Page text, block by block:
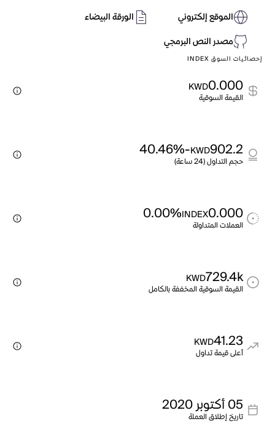
الموقع إلكتروني
الورقة البيضاء
مصدر النص البرمجي
إحصائيات السوق INDEX
0.000
KWD
القيمة السوقية
902.2
KWD
-40.46%
حجم التداول (24 ساعة)
0.000
INDEX
0.00%
العملات المتداولة
729.4k
KWD
القيمة السوقية المخففة بالكامل
41.23
KWD
أعلى قيمة تداول
05 أكتوبر 2020
تاريخ إطلاق العملة